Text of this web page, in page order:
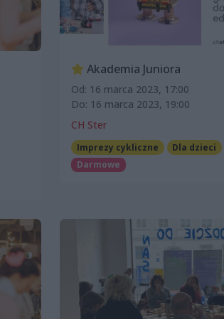
Akademia Juniora
Od: 16 marca 2023, 17:00
Do: 16 marca 2023, 19:00
CH Ster
Imprezy cykliczne Dla dzieci
Darmowe